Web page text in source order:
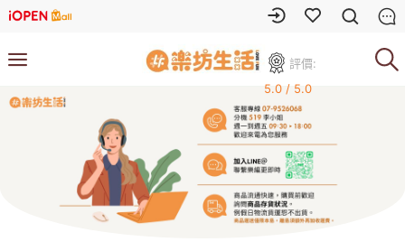
評價:
5.0 / 5.0